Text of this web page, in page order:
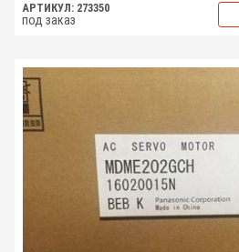
АРТИКУЛ: 273350
под заказ